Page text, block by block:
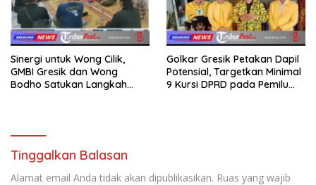
Sinergi untuk Wong Cilik,
GMBI Gresik dan Wong
Bodho Satukan Langkah
Golkar Gresik Petakan Dapil
Potensial, Targetkan Minimal
9 Kursi DPRD pada Pemilu
Tinggalkan Balasan
Alamat email Anda tidak akan dipublikasikan. Ruas yang wajib